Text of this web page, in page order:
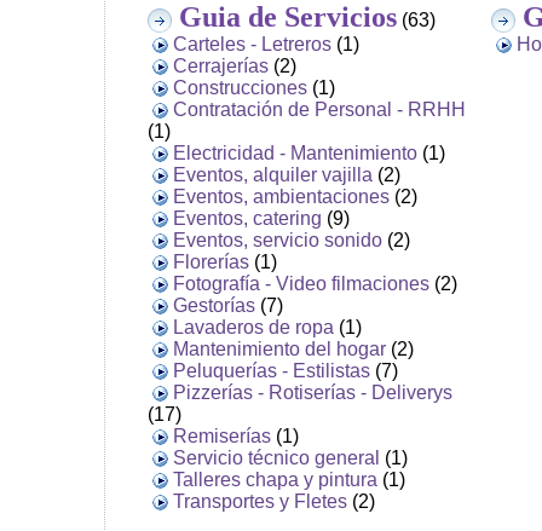
Guia de Servicios (63)
Carteles - Letreros (1)
Cerrajerías (2)
Construcciones (1)
Contratación de Personal - RRHH
(1)
Electricidad - Mantenimiento (1)
Eventos, alquiler vajilla (2)
Eventos, ambientaciones (2)
Eventos, catering (9)
Eventos, servicio sonido (2)
Florerías (1)
Fotografía - Video filmaciones (2)
Gestorías (7)
Lavaderos de ropa (1)
Mantenimiento del hogar (2)
Peluquerías - Estilistas (7)
Pizzerías - Rotiserías - Deliverys
(17)
Remiserías (1)
Servicio técnico general (1)
Talleres chapa y pintura (1)
Transportes y Fletes (2)